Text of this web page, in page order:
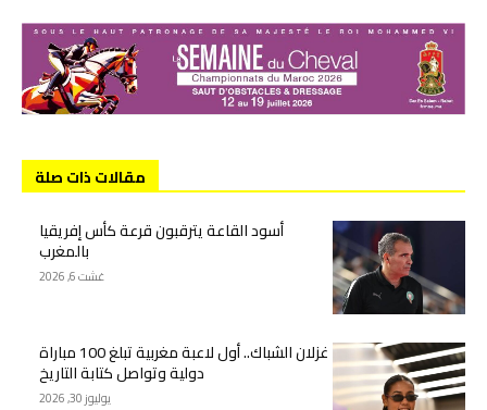
مقالات ذات صلة
أسود القاعة يترقبون قرعة كأس إفريقيا
بالمغرب
غشت 6, 2026
غزلان الشباك.. أول لاعبة مغربية تبلغ 100 مباراة
دولية وتواصل كتابة التاريخ
يوليوز 30, 2026